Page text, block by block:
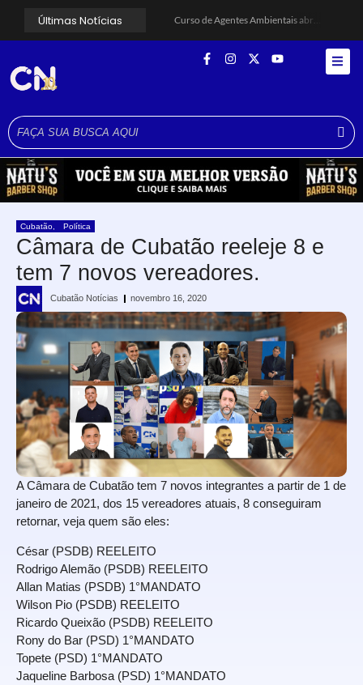
Últimas Notícias
Curso de Agentes Ambientais abre inscrições para formar multiplicadores de boas práticas em Cubatão
Projeto Caminhos Seguros amplia atendimento à população vulnerável em Cubatão
Cubatão inicia campanha de multivacinação para crianças e adolescentes
Formatura marca conquista de 50 alunos da EJA em Cubatão
Cubatão, Política
Câmara de Cubatão reeleje 8 e
tem 7 novos vereadores.
Cubatão Notícias novembro 16, 2020
A Câmara de Cubatão tem 7 novos integrantes a partir de 1 de
janeiro de 2021, dos 15 vereadores atuais, 8 conseguiram
retornar, veja quem são eles:
César (PSDB) REELEITO
Rodrigo Alemão (PSDB) REELEITO
Allan Matias (PSDB) 1°MANDATO
Wilson Pio (PSDB) REELEITO
Ricardo Queixão (PSDB) REELEITO
Rony do Bar (PSD) 1°MANDATO
Topete (PSD) 1°MANDATO
Jaqueline Barbosa (PSD) 1°MANDATO